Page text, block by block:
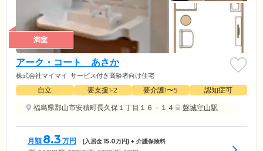
満室
アーク・コート あさか
株式会社マイマイ サービス付き高齢者向け住宅
自立 要支援1•2 要介護1〜5
認知症可
福島県郡山市安積町長久保１丁目１６－１４
磐城守山駅
月額 8.3 万円 (入居金15.0万円) + 介護保険料